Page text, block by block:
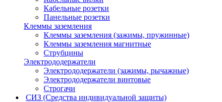
Кабельные розетки
Панельные розетки
Клеммы заземления
Клеммы заземления (зажимы, пружинные)
Клеммы заземления магнитные
Струбцины
Электрододержатели
Электрододержатели (зажимы, рычажные)
Электрододержатели винтовые
Строгачи
СИЗ (Средства индивидуальной защиты)